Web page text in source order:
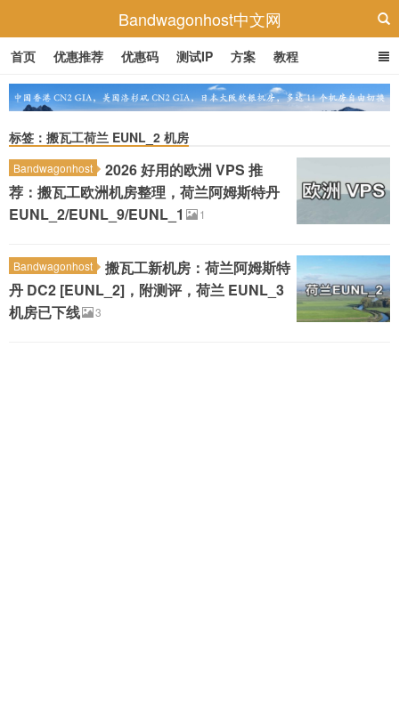
Bandwagonhost中文网
首页 优惠推荐 优惠码 测试IP 方案 教程
标签：搬瓦工荷兰 EUNL_2 机房
Bandwagonhost
2026 好用的欧洲 VPS 推
荐：搬瓦工欧洲机房整理，荷兰阿姆斯特丹
EUNL_2/EUNL_9/EUNL_1
1
Bandwagonhost
搬瓦工新机房：荷兰阿姆斯特
丹 DC2 [EUNL_2]，附测评，荷兰 EUNL_3
机房已下线
3